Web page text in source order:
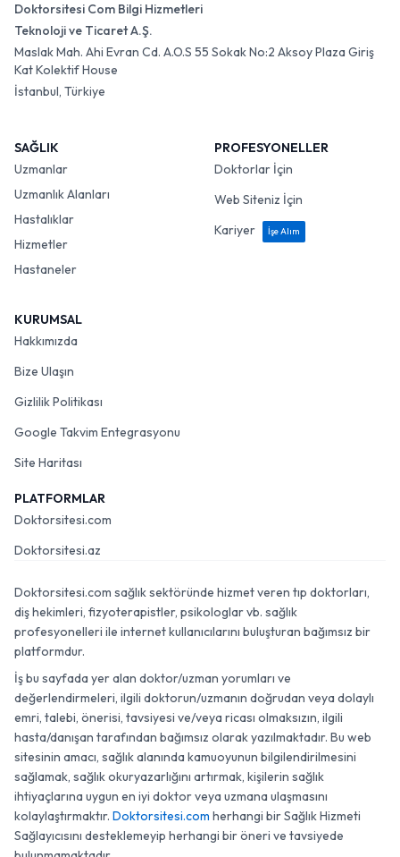
Doktorsitesi Com Bilgi Hizmetleri
Teknoloji ve Ticaret A.Ş.
Maslak Mah. Ahi Evran Cd. A.O.S 55 Sokak No:2 Aksoy Plaza Giriş
Kat Kolektif House
İstanbul, Türkiye
SAĞLIK
Uzmanlar
Uzmanlık Alanları
Hastalıklar
Hizmetler
Hastaneler
PROFESYONELLER
Doktorlar İçin
Web Siteniz İçin
Kariyer
İşe Alım
KURUMSAL
Hakkımızda
Bize Ulaşın
Gizlilik Politikası
Google Takvim Entegrasyonu
Site Haritası
PLATFORMLAR
Doktorsitesi.com
Doktorsitesi.az
Doktorsitesi.com sağlık sektöründe hizmet veren tıp doktorları,
diş hekimleri, fizyoterapistler, psikologlar vb. sağlık
profesyonelleri ile internet kullanıcılarını buluşturan bağımsız bir
platformdur.
İş bu sayfada yer alan doktor/uzman yorumları ve
değerlendirmeleri, ilgili doktorun/uzmanın doğrudan veya dolaylı
emri, talebi, önerisi, tavsiyesi ve/veya ricası olmaksızın, ilgili
hasta/danışan tarafından bağımsız olarak yazılmaktadır. Bu web
sitesinin amacı, sağlık alanında kamuoyunun bilgilendirilmesini
sağlamak, sağlık okuryazarlığını artırmak, kişilerin sağlık
ihtiyaçlarına uygun en iyi doktor veya uzmana ulaşmasını
kolaylaştırmaktır. Doktorsitesi.com herhangi bir Sağlık Hizmeti
Sağlayıcısını desteklemeyip herhangi bir öneri ve tavsiyede